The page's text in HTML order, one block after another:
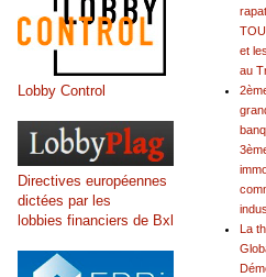
et
au
La
Lobby Control
Directives européennes
dictées par les
lobbies financiers de Bxl